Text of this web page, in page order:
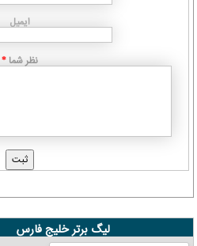
ایمیل
نظر شما *
لیگ برتر خلیج فارس